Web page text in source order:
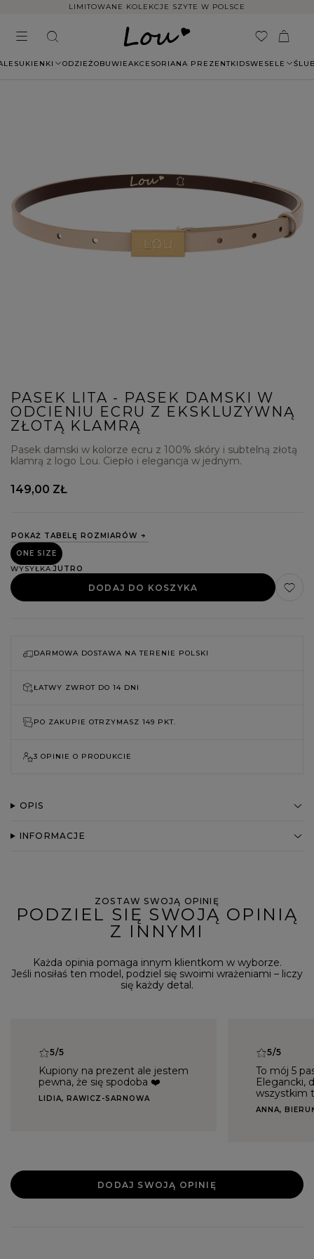
LIMITOWANE KOLEKCJE SZYTE W POLSCE
SUKIENKI ODZIEŻOBUWIEAKCESORIANA PREZENTKIDSWESELE
PASEK LITA - PASEK DAMSKI W
ODCIENIU ECRU Z EKSKLUZYWNĄ
ZŁOTĄ KLAMRĄ
Pasek damski w kolorze ecru z 100% skóry i subtelną złotą
klamrą z logo Lou. Ciepło i elegancja w jednym.
POKAŻ TABELĘ ROZMIARÓW
ONE SIZE
WYSYŁKA JUTRO
DODAJ DO KOSZYKA
149,00 ZŁ
DARMOWA DOSTAWA NA TERENIE POLSKI
ŁATWY ZWROT DO 14 DNI
PO ZAKUPIE OTRZYMASZ 149 PKT.
3 OPINIE O PRODUKCIE
OPIS
INFORMACJE
ZOSTAW SWOJĄ OPINIĘ
PODZIEL SIĘ SWOJĄ OPINIĄ
Z INNYMI
Każda opinia pomaga innym klientkom w wyborze.
Jeśli nosiłaś ten model, podziel się swoimi wrażeniami – liczy
się każdy detal.
5/5
Kupiony na prezent ale jestem
pewna, że się spodoba ❤️
LIDIA, RAWICZ-SARNOWA
5/5
To mój 5
Elegancki,
wszystkim
ANNA,
DODAJ SWOJĄ OPINIĘ